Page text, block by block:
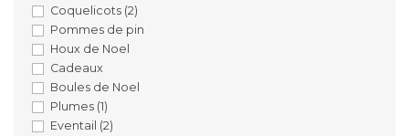
Coquelicots (2)
Pommes de pin
Houx de Noel
Cadeaux
Boules de Noel
Plumes (1)
Eventail (2)